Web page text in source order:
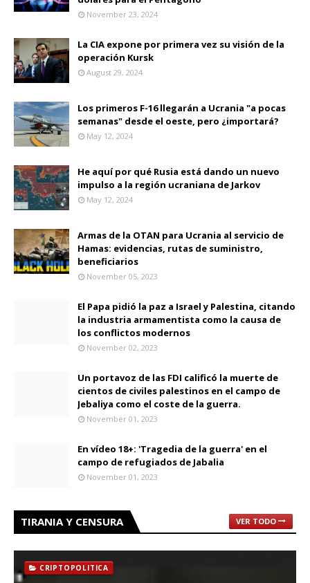
November 23, 2024
La CIA expone por primera vez su visión de la
operación Kursk
August 29, 2024
Los primeros F-16 llegarán a Ucrania "a pocas
semanas" desde el oeste, pero ¿importará?
May 12, 2024
He aquí por qué Rusia está dando un nuevo
impulso a la región ucraniana de Jarkov
May 12, 2024
Armas de la OTAN para Ucrania al servicio de
Hamas: evidencias, rutas de suministro,
beneficiarios
November 05, 2023
El Papa pidió la paz a Israel y Palestina, citando
la industria armamentista como la causa de
los conflictos modernos
November 02, 2023
Un portavoz de las FDI calificó la muerte de
cientos de civiles palestinos en el campo de
Jebaliya como el coste de la guerra.
November 01, 2023
En vídeo 18+: 'Tragedia de la guerra' en el
campo de refugiados de Jabalia
November 01, 2023
TIRANIA Y CENSURA VER TODO
CRIPTOPOLITICA